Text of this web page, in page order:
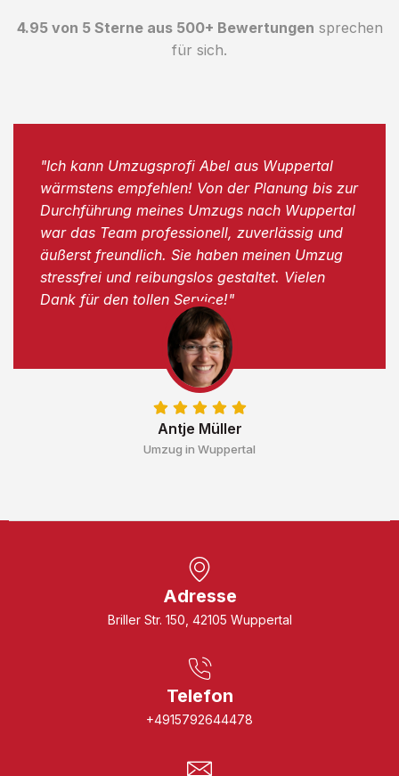
4.95 von 5 Sterne aus 500+ Bewertungen sprechen
für sich.
Antje Müller
Umzug in Wuppertal
"Ich kann Umzugsprofi Abel aus Wuppertal
wärmstens empfehlen! Von der Planung bis zur
Durchführung meines Umzugs nach Wuppertal
war das Team professionell, zuverlässig und
äußerst freundlich. Sie haben meinen Umzug
stressfrei und reibungslos gestaltet. Vielen
Dank für den tollen Service!"
Adresse
Briller Str. 150, 42105 Wuppertal
Telefon
+4915792644478